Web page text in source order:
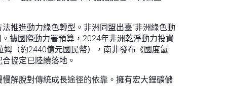
推進動力綠色轉型。非洲同盟出臺“非洲綠色動
據國際動力署預算，2024年非洲乾淨動力投資
（約2440億元國民幣），南非發布《國度氫
協定已陸續落地。
解脫對傳統成長途徑的依靠。擁有宏大鋰礦儲